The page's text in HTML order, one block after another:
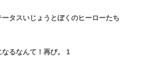
タスいじょうとぼくのヒーローたち
なるなんて！再び。 1